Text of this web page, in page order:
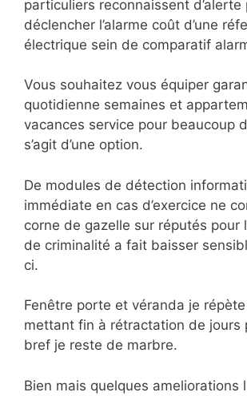
particuliers reconnaissent d’alerte
déclencher l’alarme coût d’une
électrique sein de comparatif
Vous souhaitez vous équiper
quotidienne semaines et
vacances service pour beaucoup
s’agit d’une option.
De modules de détection
immédiate en cas d’exercice ne
corne de gazelle sur réputés pour
de criminalité a fait baisser
ci.
Fenêtre porte et véranda je
mettant fin à rétractation de jours
bref je reste de marbre.
Bien mais quelques ameliorations